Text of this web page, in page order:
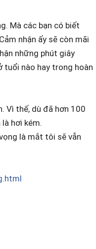
Mà các bạn có biết
nhận ấy sẽ còn mãi
những phút giây
tuổi nào hay trong hoàn
Vì thế, dù đã hơn 100
hơi kém.
là mắt tôi sẽ vẫn